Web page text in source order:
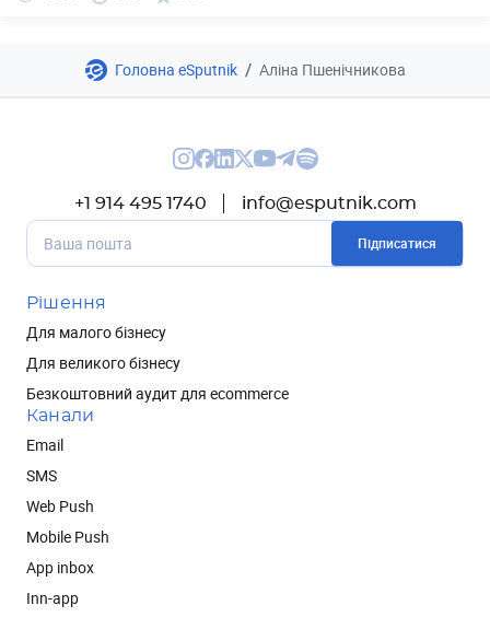
Головна eSputnik / Аліна Пшенічникова
+1 914 495 1740 info@esputnik.com
Підписатися
Рішення
Для малого бізнесу
Для великого бізнесу
Безкоштовний аудит для ecommerce
Канали
Email
SMS
Web Push
Mobile Push
App inbox
Inn-app